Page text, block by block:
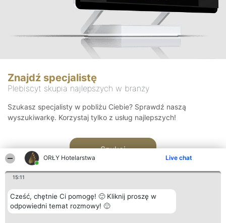
ORŁY Hotelarstwa Live chat
15:11
Cześć, chętnie Ci pomogę! 🙂 Kliknij proszę w
odpowiedni temat rozmowy! 🙂
Znajdź specjalistę
Plebiscyt skupia najlepszych w branży
Szukasz specjalisty w pobliżu Ciebie? Sprawdź naszą
wyszukiwarkę. Korzystaj tylko z usług najlepszych!
Szukaj